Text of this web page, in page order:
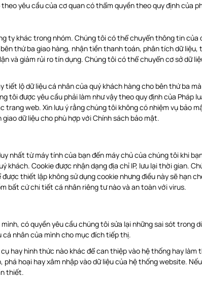
yêu cầu của cơ quan có thẩm quyền theo quy định của
ty khác trong nhóm. Chúng tôi có thể chuyển thông tin của
thứ ba giao hàng, nhận tiền thanh toán, phân tích dữ
và giảm rủi ro tín dụng. Chúng tôi có thể chuyển cơ sở dữ
tiết lộ dữ liệu cá nhân của quý khách hàng cho bên thứ ba
tôi được yêu cầu phải làm như vậy theo quy định của Pháp
web. Xin lưu ý rằng chúng tôi không có nhiệm vụ bảo
dữ liệu cho phù hợp với Chính sách bảo mật.
nhất từ máy tính của bạn đến máy chủ của chúng tôi khi
Cookie được nhận dạng địa chỉ IP, lưu lại thời gian.
thiết lập không sử dụng cookie nhưng điều này sẽ hạn
bất cứ chi tiết cá nhân riêng tư nào và an toàn với virus.
có quyền yêu cầu chúng tôi sửa lại những sai sót trong
nhân của mình cho mục đích tiếp thị.
hay hình thức nào khác để can thiệp vào hệ thống hay
hoại hay xâm nhập vào dữ liệu của hệ thống website.
thiết.